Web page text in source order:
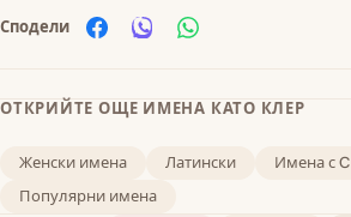
Сподели
ОТКРИЙТЕ ОЩЕ ИМЕНА КАТО КЛЕР
Женски имена Латински
Имена с C
Популярни имена